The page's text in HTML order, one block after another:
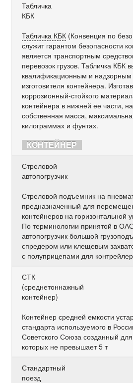
Табличка
КБК
Табличка КБК (Конвенция по
служит гарантом безопасности
является транспортным
перевозок грузов. Табличка КБК
квалификационным и надзорным
изготовителя контейнера.
коррозионный-стойкого
контейнера в нижней ее части,
собственная масса,
килограммах и фунтах.
КОНТЕЙНЕР
Стреловой
автопогрузчик
Стреловой подъемник на
предназначенный для
контейнеров на горизонтальной
По терминологии принятой в
автопогрузчик большой
спредером или клещевым
с полуприцепами для
СТК
(среднетоннажный
контейнер)
Контейнер средней емкости
стандарта используемого в
Советского Союза созданный для
которых не превышает 5 т
Стандартный
поезд